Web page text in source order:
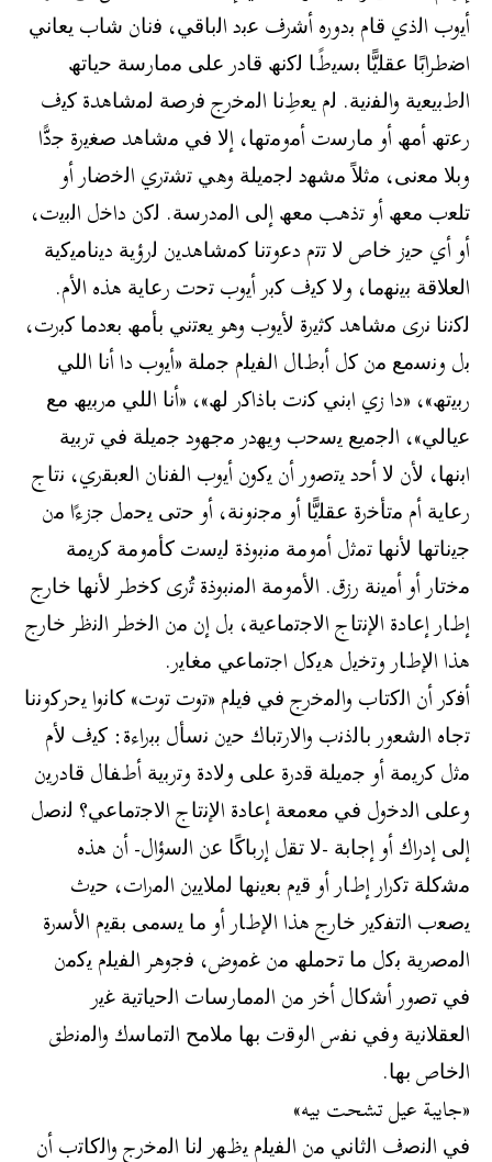
أﯾوب اﻟذي ﻗﺎم ﺑدوره أﺷرف ﻋﺑد اﻟﺑﺎﻗﻲ، ﻓﻧﺎن ﺷﺎب ﯾﻌﺎﻧﻲ
اﺿطراﺑًﺎ ﻋﻘﻠﯾًّﺎ ﺑﺳﯾطًﺎ ﻟﻛﻧﮫ ﻗﺎدر ﻋﻠﻰ ﻣﻣﺎرﺳﺔ ﺣﯾﺎﺗﮫ
اﻟطﺑﯾﻌﯾﺔ واﻟﻔﻧﯾﺔ. ﻟم ﯾﻌطِﻧﺎ اﻟﻣﺧرج ﻓرﺻﺔ ﻟﻣﺷﺎھدة ﻛﯾف
رﻋﺗﮫ أﻣﮫ أو ﻣﺎرﺳت أﻣوﻣﺗﮭﺎ، إﻻ ﻓﻲ ﻣﺷﺎھد ﺻﻐﯾرة ﺟدًّا
وﺑﻼ ﻣﻌﻧﻰ، ﻣﺛﻼً ﻣﺷﮭد ﻟﺟﻣﯾﻠﺔ وھﻲ ﺗﺷﺗري اﻟﺧﺿﺎر أو
ﺗﻠﻌب ﻣﻌﮫ أو ﺗذھب ﻣﻌﮫ إﻟﻰ اﻟﻣدرﺳﺔ. ﻟﻛن داﺧل اﻟﺑﯾت،
أو أي ﺣﯾز ﺧﺎص ﻻ ﺗﺗم دﻋوﺗﻧﺎ ﻛﻣﺷﺎھدﯾن ﻟرؤﯾﺔ دﯾﻧﺎﻣﯾﻛﯾﺔ
اﻟﻌﻼﻗﺔ ﺑﯾﻧﮭﻣﺎ، وﻻ ﻛﯾف ﻛﺑر أﯾوب ﺗﺣت رﻋﺎﯾﺔ ھذه اﻷم.
ﻟﻛﻧﻧﺎ ﻧرى ﻣﺷﺎھد ﻛﺛﯾرة ﻷﯾوب وھو ﯾﻌﺗﻧﻲ ﺑﺄﻣﮫ ﺑﻌدﻣﺎ ﻛﺑرت،
ﺑل وﻧﺳﻣﻊ ﻣن ﻛل أﺑطﺎل اﻟﻔﯾﻠم ﺟﻣﻠﺔ «أﯾوب دا أﻧﺎ اﻟﻠﻲ
رﺑﯾﺗﮫ»، «دا زي اﺑﻧﻲ ﻛﻧت ﺑﺎذاﻛر ﻟﮫ»، «أﻧﺎ اﻟﻠﻲ ﻣرﺑﯾﮫ ﻣﻊ
ﻋﯾﺎﻟﻲ»، اﻟﺟﻣﯾﻊ ﯾﺳﺣب وﯾﮭدر ﻣﺟﮭود ﺟﻣﯾﻠﺔ ﻓﻲ ﺗرﺑﯾﺔ
اﺑﻧﮭﺎ، ﻷن ﻻ أﺣد ﯾﺗﺻور أن ﯾﻛون أﯾوب اﻟﻔﻧﺎن اﻟﻌﺑﻘري، ﻧﺗﺎج
رﻋﺎﯾﺔ أم ﻣﺗﺄﺧرة ﻋﻘﻠﯾًّﺎ أو ﻣﺟﻧوﻧﺔ، أو ﺣﺗﻰ ﯾﺣﻣل ﺟزءًا ﻣن
ﺟﯾﻧﺎﺗﮭﺎ ﻷﻧﮭﺎ ﺗﻣﺛل أﻣوﻣﺔ ﻣﻧﺑوذة ﻟﯾﺳت ﻛﺄﻣوﻣﺔ ﻛرﯾﻣﺔ
ﻣﺧﺗﺎر أو أﻣﯾﻧﺔ رزق. اﻷﻣوﻣﺔ اﻟﻣﻧﺑوذة ﺗُرى ﻛﺧطر ﻷﻧﮭﺎ ﺧﺎرج
إطﺎر إﻋﺎدة اﻹﻧﺗﺎج اﻻﺟﺗﻣﺎﻋﯾﺔ، ﺑل إن ﻣن اﻟﺧطر اﻟﻧظر ﺧﺎرج
ھذا اﻹطﺎر وﺗﺧﯾل ھﯾﻛل اﺟﺗﻣﺎﻋﻲ ﻣﻐﺎﯾر.
أﻓﻛر أن اﻟﻛﺗﺎب واﻟﻣﺧرج ﻓﻲ ﻓﯾﻠم «ﺗوت ﺗوت» ﻛﺎﻧوا ﯾﺣرﻛوﻧﻧﺎ
ﺗﺟﺎه اﻟﺷﻌور ﺑﺎﻟذﻧب واﻻرﺗﺑﺎك ﺣﯾن ﻧﺳﺄل ﺑﺑراءة: ﻛﯾف ﻷم
ﻣﺛل ﻛرﯾﻣﺔ أو ﺟﻣﯾﻠﺔ ﻗدرة ﻋﻠﻰ وﻻدة وﺗرﺑﯾﺔ أطﻔﺎل ﻗﺎدرﯾن
وﻋﻠﻰ اﻟدﺧول ﻓﻲ ﻣﻌﻣﻌﺔ إﻋﺎدة اﻹﻧﺗﺎج اﻻﺟﺗﻣﺎﻋﻲ؟ ﻟﻧﺻل
إﻟﻰ إدراك أو إﺟﺎﺑﺔ -ﻻ ﺗﻘل إرﺑﺎﻛًﺎ ﻋن اﻟﺳؤال- أن ھذه
ﻣﺷﻛﻠﺔ ﺗﻛرار إطﺎر أو ﻗﯾم ﺑﻌﯾﻧﮭﺎ ﻟﻣﻼﯾﯾن اﻟﻣرات، ﺣﯾث
ﯾﺻﻌب اﻟﺗﻔﻛﯾر ﺧﺎرج ھذا اﻹطﺎر أو ﻣﺎ ﯾﺳﻣﻰ ﺑﻘﯾم اﻷﺳرة
اﻟﻣﺻرﯾﺔ ﺑﻛل ﻣﺎ ﺗﺣﻣﻠﮫ ﻣن ﻏﻣوض، ﻓﺟوھر اﻟﻔﯾﻠم ﯾﻛﻣن
ﻓﻲ ﺗﺻور أﺷﻛﺎل أﺧر ﻣن اﻟﻣﻣﺎرﺳﺎت اﻟﺣﯾﺎﺗﯾﺔ ﻏﯾر
اﻟﻌﻘﻼﻧﯾﺔ وﻓﻲ ﻧﻔس اﻟوﻗت ﺑﮭﺎ ﻣﻼﻣﺢ اﻟﺗﻣﺎﺳك واﻟﻣﻧطق
اﻟﺧﺎص ﺑﮭﺎ.
«جايبة عيل تشحت بيه»
ﻓﻲ اﻟﻧﺻف اﻟﺛﺎﻧﻲ ﻣن اﻟﻔﯾﻠم ﯾظﮭر ﻟﻧﺎ اﻟﻣﺧرج واﻟﻛﺎﺗب أن